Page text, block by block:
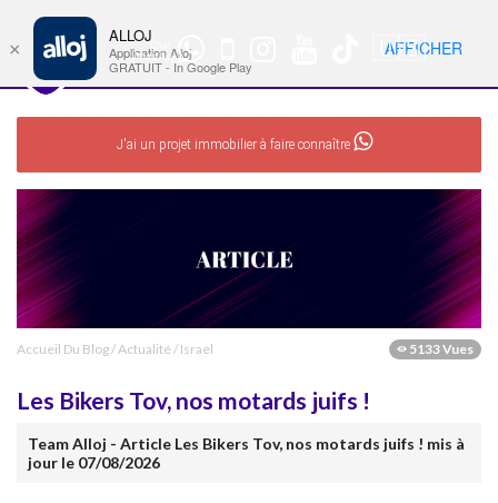
WhatsApp
🇺🇸 Nav
J'ai un projet immobilier à faire connaître
Accueil Du Blog/Actualité / Israel 5133 Vues
Les Bikers Tov, nos motards juifs !
Team Alloj - Article Les Bikers Tov, nos motards juifs ! mis à
jour le 07/08/2026
×
ALLOJ
Application Alloj
GRATUIT - In Google Play
AFFICHER